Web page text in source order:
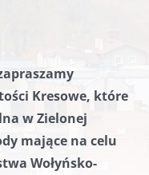
Kresowe, które
w Zielonej
mające na celu
Wołyńsko-